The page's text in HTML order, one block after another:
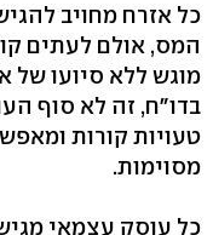
כל אזרח מחויב
המס, אולם לעתים
מוגש ללא סיועו של
בדו"ח, זה לא סוף
טעויות קורות
מסוימות.
כל עוסק עצמאי